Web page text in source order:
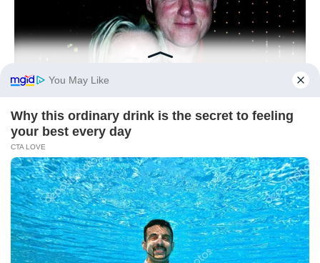
HEALTHYREHABCARE
At 80, This Is Where Bill Clinton Lives With His Partner In
Columbus
BUZZ DAY
What Happens If You Eat Eggs Daily? You'll Be Surprised
BRAINBERRIES
These Couples Completely Ruined Modern Dating